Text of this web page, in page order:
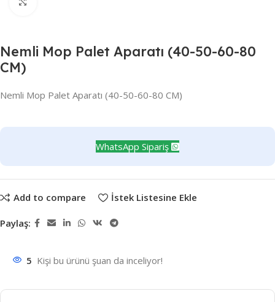
Nemli Mop Palet Aparatı (40-50-60-80
CM)
Nemli Mop Palet Aparatı (40-50-60-80 CM)
WhatsApp Sipariş
Add to compare İstek Listesine Ekle
Paylaş:
5 Kişi bu ürünü şuan da inceliyor!